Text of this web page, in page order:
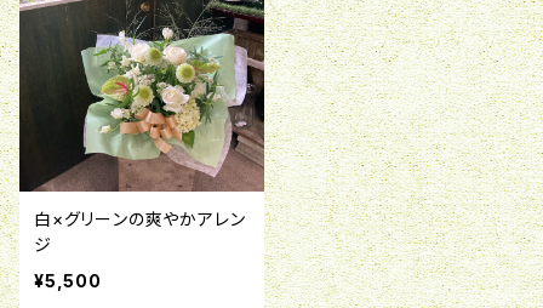
白×グリーンの爽やかアレン
ジ
¥5,500